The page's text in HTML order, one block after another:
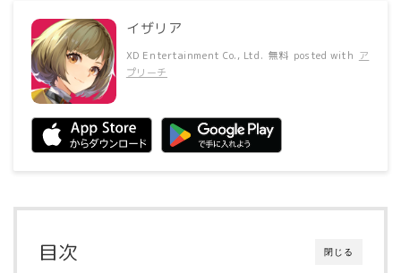
イザリア
XD Entertainment Co., Ltd. 無料 posted with ア
プリーチ
閉じる
目次